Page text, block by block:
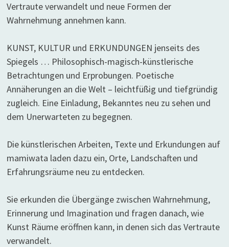
Vertraute verwandelt und neue Formen der
Wahrnehmung annehmen kann.
KUNST, KULTUR und ERKUNDUNGEN jenseits des
Spiegels … Philosophisch-magisch-künstlerische
Betrachtungen und Erprobungen. Poetische
Annäherungen an die Welt – leichtfüßig und tiefgründig
zugleich. Eine Einladung, Bekanntes neu zu sehen und
dem Unerwarteten zu begegnen.
Die künstlerischen Arbeiten, Texte und Erkundungen auf
mamiwata laden dazu ein, Orte, Landschaften und
Erfahrungsräume neu zu entdecken.
Sie erkunden die Übergänge zwischen Wahrnehmung,
Erinnerung und Imagination und fragen danach, wie
Kunst Räume eröffnen kann, in denen sich das Vertraute
verwandelt.